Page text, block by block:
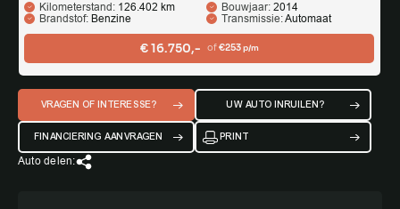
Kilometerstand: 126.402 km Bouwjaar: 2014
Brandstof: Benzine Transmissie:Automaat
€ 16.750,- of€253p/m
VRAGEN OF INTERESSE? UW AUTO INRUILEN?
FINANCIERING AANVRAGEN PRINT
Auto delen: